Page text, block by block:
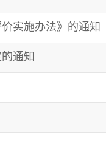
实施办法》的通知
通知